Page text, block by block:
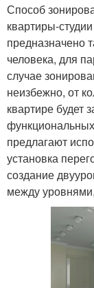
Способ
квартиры-
предназначено
человека, для
случае
неизбежно, от
квартире будет
предлагают
установка
создание
между